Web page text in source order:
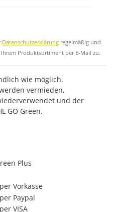
Datenschutzerklärung regelmäßig und
Produktsortiment per E-Mail zu.
wie möglich.
vermieden,
und der
GO Green.